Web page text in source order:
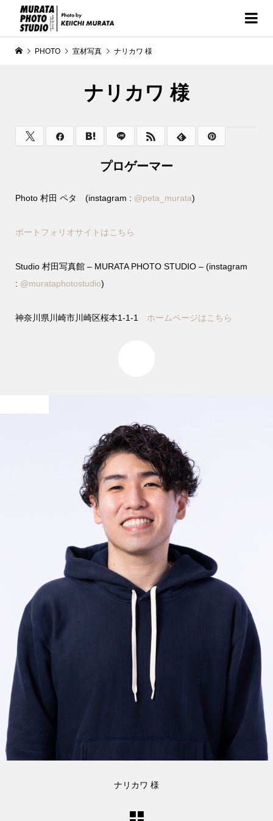
PHOTO 宣材写真 ナリカワ 様
ナリカワ 様
プロゲーマー
Photo 村田 ペタ (instagram : @peta_murata)
ポートフォリオサイトはこちら
Studio 村田写真館 – MURATA PHOTO STUDIO – (instagram
: @murataphotostudio)
神奈川県川崎市川崎区桜本1-1-1 ホームページはこちら
ナリカワ 様